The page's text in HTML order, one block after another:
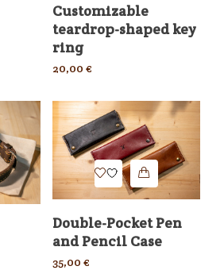
Customizable
teardrop-shaped key
ring
20,00 €
Double-Pocket Pen
and Pencil Case
35,00 €